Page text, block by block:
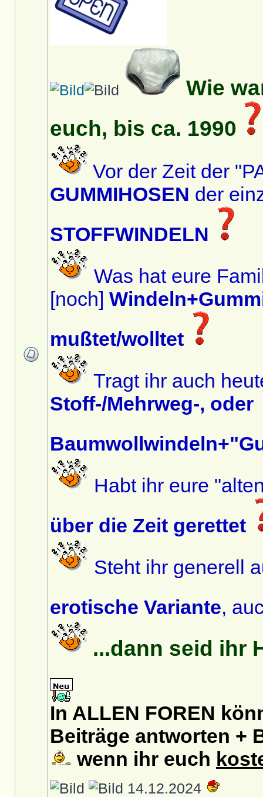
Wie
euch, bis ca. 1990
Vor der Zeit der
GUMMIHOSEN der
STOFFWINDELN
Was hat eure
[noch]
mußtet/wolltet
Tragt ihr auch
Stoff-/Mehrweg-, oder
Habt ihr eure
über die Zeit gerettet
Steht ihr generell
erotische Variante,
...dann seid ihr
In ALLEN FOREN
Beiträge antworten +
wenn ihr euch
14.12.2024